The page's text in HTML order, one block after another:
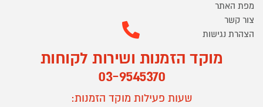
מפת האתר
צור קשר
הצהרת נגישות
מוקד הזמנות ושירות לקוחות
03-9545370
שעות פעילות מוקד הזמנות: